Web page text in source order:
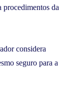
procedimentos da
considera
seguro para a